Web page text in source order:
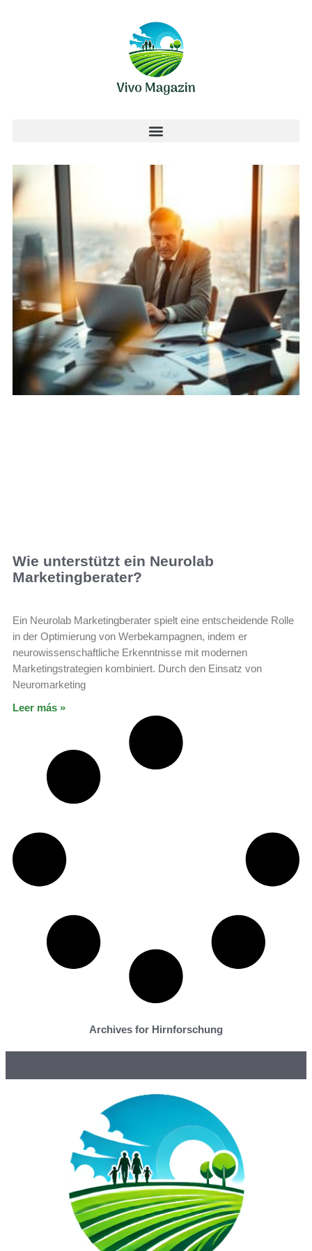
Wie unterstützt ein Neurolab
Marketingberater?
Ein Neurolab Marketingberater spielt eine entscheidende Rolle
in der Optimierung von Werbekampagnen, indem er
neurowissenschaftliche Erkenntnisse mit modernen
Marketingstrategien kombiniert. Durch den Einsatz von
Neuromarketing
Leer más »
Archives for Hirnforschung